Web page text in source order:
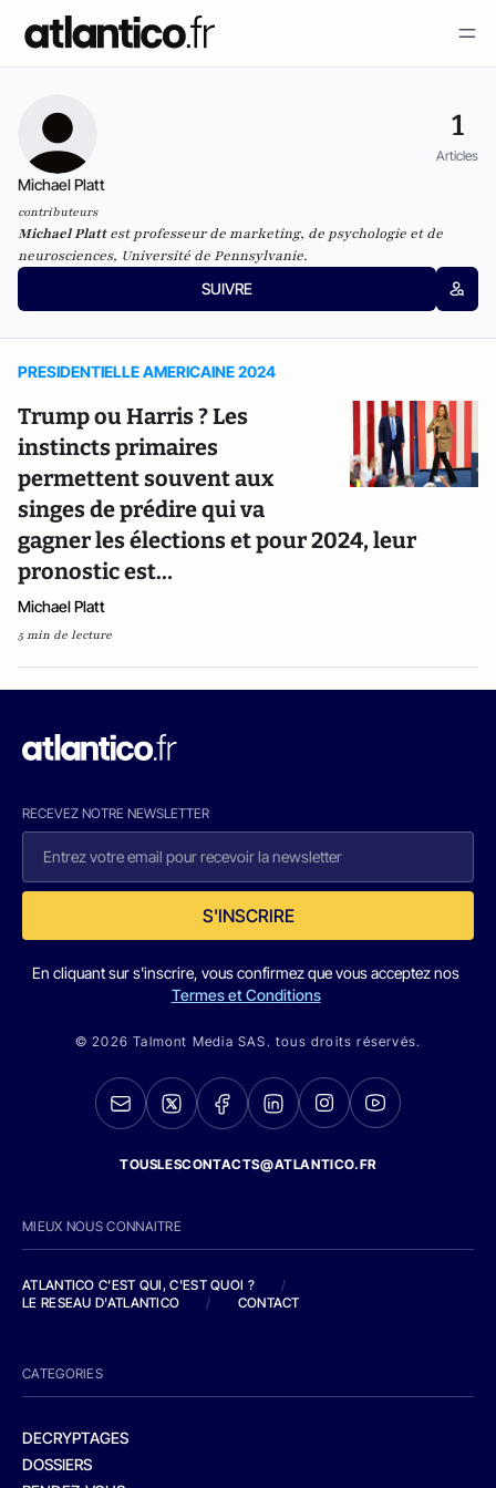
1
Articles
Michael Platt
contributeurs
Michael Plattest professeur de marketing, de psychologie et de
neurosciences, Université de Pennsylvanie.
SUIVRE
PRESIDENTIELLE AMERICAINE 2024
Trump ou Harris ? Les
instincts primaires
permettent souvent aux
singes de prédire qui va
gagner les élections et pour 2024, leur
pronostic est…
Michael Platt
5 min de lecture
RECEVEZ NOTRE NEWSLETTER
S'INSCRIRE
En cliquant sur s'inscrire, vous confirmez que vous acceptez nos
Termes et Conditions
© 2026 Talmont Media SAS. tous droits réservés.
TOUSLESCONTACTS@ATLANTICO.FR
MIEUX NOUS CONNAITRE
ATLANTICO C'EST QUI, C'EST QUOI ?
/
LE RESEAU D'ATLANTICO
/ CONTACT
CATEGORIES
DECRYPTAGES
DOSSIERS